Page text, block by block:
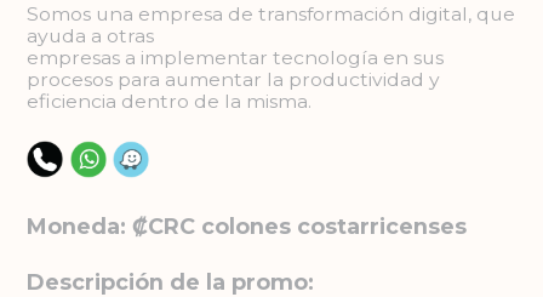
Somos una empresa de transformación digital, que
ayuda a otras
empresas a implementar tecnología en sus
procesos para aumentar la productividad y
eficiencia dentro de la misma.
Moneda: ₡CRC colones costarricenses
Descripción de la promo: